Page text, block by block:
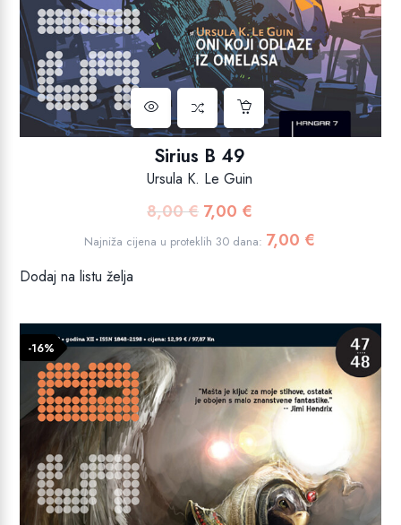
Sirius B 49
Ursula K. Le Guin
8,00€ Izvorna
cijena
7,00 €
cijena
Najniža cijena u proteklih 30 dana: 7,00 €
Dodaj na listu želja
-16%